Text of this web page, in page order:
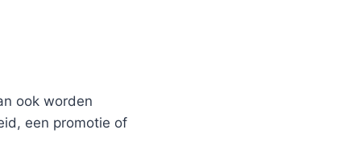
ook worden
een promotie of